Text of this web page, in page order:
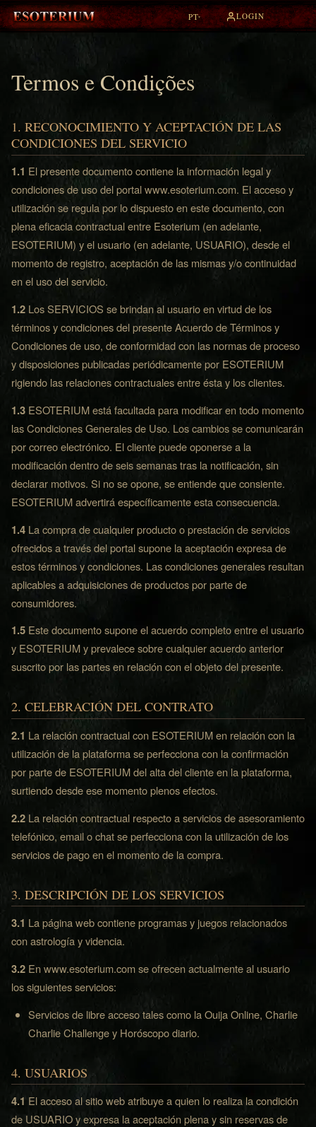
PT▾ LOGIN
Termos e Condições
1. RECONOCIMIENTO Y ACEPTACIÓN DE LAS
CONDICIONES DEL SERVICIO
1.1 El presente documento contiene la información legal y
condiciones de uso del portal www.esoterium.com. El acceso y
utilización se regula por lo dispuesto en este documento, con
plena eficacia contractual entre Esoterium (en adelante,
ESOTERIUM) y el usuario (en adelante, USUARIO), desde el
momento de registro, aceptación de las mismas y/o continuidad
en el uso del servicio.
1.2 Los SERVICIOS se brindan al usuario en virtud de los
términos y condiciones del presente Acuerdo de Términos y
Condiciones de uso, de conformidad con las normas de proceso
y disposiciones publicadas periódicamente por ESOTERIUM
rigiendo las relaciones contractuales entre ésta y los clientes.
1.3 ESOTERIUM está facultada para modificar en todo momento
las Condiciones Generales de Uso. Los cambios se comunicarán
por correo electrónico. El cliente puede oponerse a la
modificación dentro de seis semanas tras la notificación, sin
declarar motivos. Si no se opone, se entiende que consiente.
ESOTERIUM advertirá específicamente esta consecuencia.
1.4 La compra de cualquier producto o prestación de servicios
ofrecidos a través del portal supone la aceptación expresa de
estos términos y condiciones. Las condiciones generales resultan
aplicables a adquisiciones de productos por parte de
consumidores.
1.5 Este documento supone el acuerdo completo entre el usuario
y ESOTERIUM y prevalece sobre cualquier acuerdo anterior
suscrito por las partes en relación con el objeto del presente.
2. CELEBRACIÓN DEL CONTRATO
2.1 La relación contractual con ESOTERIUM en relación con la
utilización de la plataforma se perfecciona con la confirmación
por parte de ESOTERIUM del alta del cliente en la plataforma,
surtiendo desde ese momento plenos efectos.
2.2 La relación contractual respecto a servicios de asesoramiento
telefónico, email o chat se perfecciona con la utilización de los
servicios de pago en el momento de la compra.
3. DESCRIPCIÓN DE LOS SERVICIOS
3.1 La página web contiene programas y juegos relacionados
con astrología y videncia.
3.2 En www.esoterium.com se ofrecen actualmente al usuario
los siguientes servicios:
Servicios de libre acceso tales como la Ouija Online, Charlie
Charlie Challenge y Horóscopo diario.
4. USUARIOS
4.1 El acceso al sitio web atribuye a quien lo realiza la condición
de USUARIO y expresa la aceptación plena y sin reservas de